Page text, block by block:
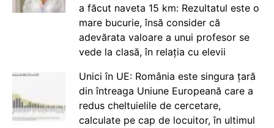
a făcut naveta 15 km: Rezultatul este o
mare bucurie, însă consider că
adevărata valoare a unui profesor se
vede la clasă, în relația cu elevii
Unici în UE: România este singura țară
din întreaga Uniune Europeană care a
redus cheltuielile de cercetare,
calculate pe cap de locuitor, în ultimul